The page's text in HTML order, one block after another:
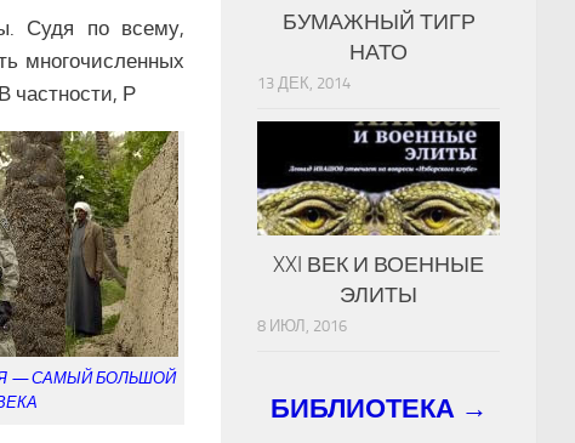
Судя по всему,
многочисленных
частности, Р
— САМЫЙ БОЛЬШОЙ
БУМАЖНЫЙ ТИГР
НАТО
13 ДЕК, 2014
XXI ВЕК И ВОЕННЫЕ
ЭЛИТЫ
8 ИЮЛ, 2016
БИБЛИОТЕКА →